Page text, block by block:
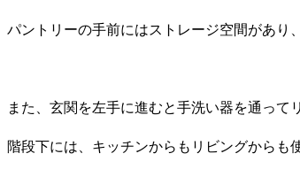
パントリーの手前にはストレージ空間があり
また、玄関を左手に進むと手洗い器を通って
階段下には、キッチンからもリビングからも